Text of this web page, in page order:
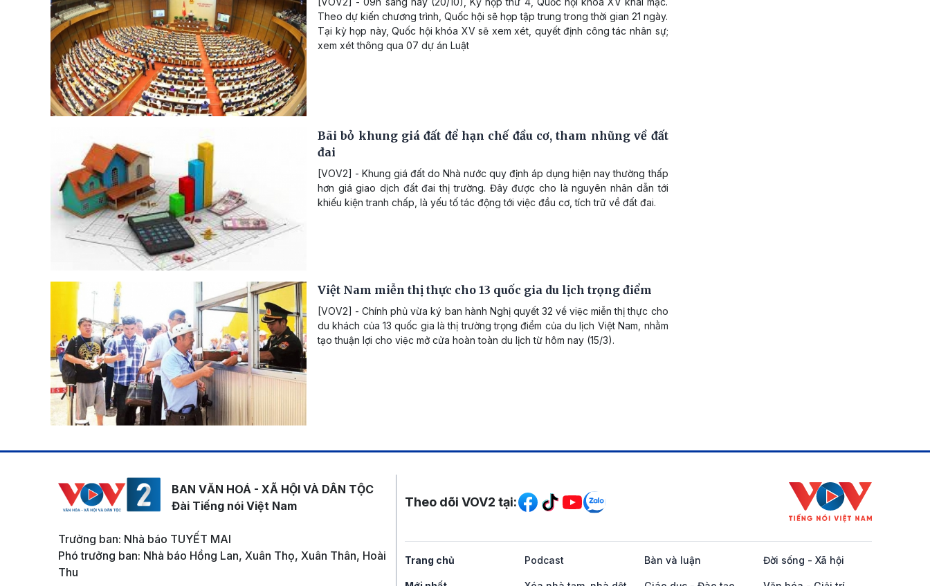
Theo dự kiến chương trình, Quốc hội sẽ họp tập trung trong thời gian 21 ngày.
Tại kỳ họp này, Quốc hội khóa XV sẽ xem xét, quyết định công tác nhân sự;
xem xét thông qua 07 dự án Luật
Bãi bỏ khung giá đất để hạn chế đầu cơ, tham nhũng về đất
đai
[VOV2] - Khung giá đất do Nhà nước quy định áp dụng hiện nay thường thấp
hơn giá giao dịch đất đai thị trường. Đây được cho là nguyên nhân dẫn tới
khiếu kiện tranh chấp, là yếu tố tác động tới việc đầu cơ, tích trữ về đất đai.
Việt Nam miễn thị thực cho 13 quốc gia du lịch trọng điểm
[VOV2] - Chính phủ vừa ký ban hành Nghị quyết 32 về việc miễn thị thực cho
du khách của 13 quốc gia là thị trường trọng điểm của du lịch Việt Nam, nhằm
tạo thuận lợi cho việc mở cửa hoàn toàn du lịch từ hôm nay (15/3).
BAN VĂN HOÁ - XÃ HỘI VÀ DÂN TỘC
Đài Tiếng nói Việt Nam
Trưởng ban: Nhà báo TUYẾT MAI
Phó trưởng ban: Nhà báo Hồng Lan, Xuân Thọ, Xuân Thân, Hoài
Thu
Mạng xã hội
Theo dõi VOV2 tại:
Trang chủ Podcast Bàn và luận Đời sống - Xã hội